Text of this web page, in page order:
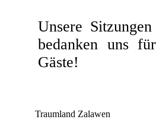
Unsere
bedanken uns
Gäste!
Traumland Zalawen